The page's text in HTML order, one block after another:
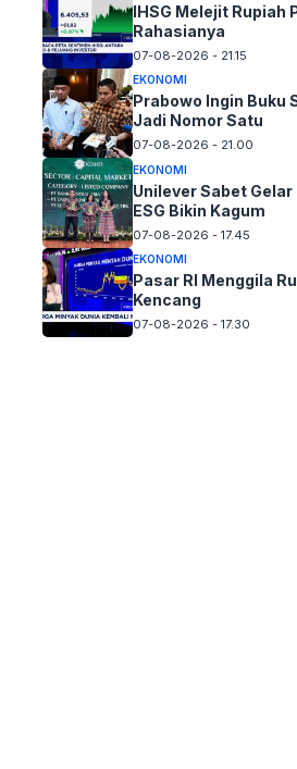
IHSG Melejit Rupiah
Rahasianya
07-08-2026 - 21.15
EKONOMI
Prabowo Ingin Buku
Jadi Nomor Satu
07-08-2026 - 21.00
EKONOMI
Unilever Sabet
ESG Bikin Kagum
07-08-2026 - 17.45
EKONOMI
Pasar RI Menggila
Kencang
07-08-2026 - 17.30